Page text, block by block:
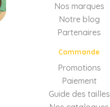
Nos marques
Notre blog
Partenaires
Commande
Promotions
Paiement
Guide des tailles